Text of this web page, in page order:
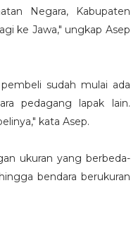
Negara, Kabupaten
ke Jawa," ungkap Asep
sudah mulai ada
pedagang lapak lain.
kata Asep.
ukuran yang berbeda-
bendara berukuran